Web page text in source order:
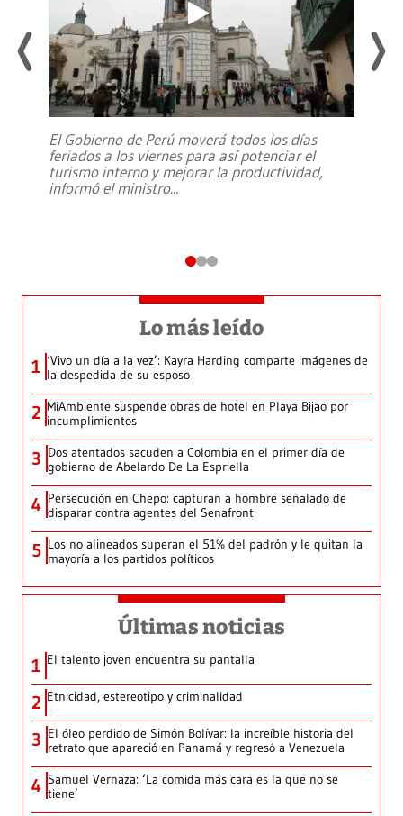
El Gobierno de Perú moverá todos los días
feriados a los viernes para así potenciar el
turismo interno y mejorar la productividad,
informó el ministro...
Lo más leído
1 ‘Vivo un día a la vez’: Kayra Harding comparte imágenes de
la despedida de su esposo
2 MiAmbiente suspende obras de hotel en Playa Bijao por
incumplimientos
3 Dos atentados sacuden a Colombia en el primer día de
gobierno de Abelardo De La Espriella
4 Persecución en Chepo: capturan a hombre señalado de
disparar contra agentes del Senafront
5 Los no alineados superan el 51% del padrón y le quitan la
mayoría a los partidos políticos
Últimas noticias
1 El talento joven encuentra su pantalla​
2 Etnicidad, estereotipo y criminalidad
3 El óleo perdido de Simón Bolívar: la increíble historia del
retrato que apareció en Panamá y regresó a Venezuela
4 Samuel Vernaza: ‘La comida más cara es la que no se
tiene’